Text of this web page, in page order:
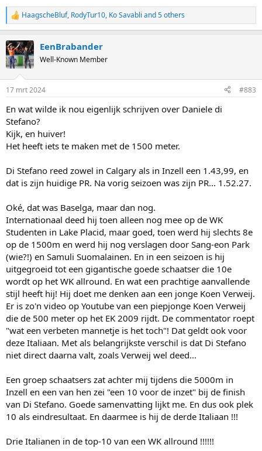
R
e
c
t
i
s
HaagscheBluf, RodyTur10, Ko Savabli and 5 others
EenBrabander
Well-Known Member
17 mrt 2024 #883
En wat wilde ik nou eigenlijk schrijven over Daniele di
Stefano?
Kijk, en huiver!
Het heeft iets te maken met de 1500 meter.
Di Stefano reed zowel in Calgary als in Inzell een 1.43,99, en
dat is zijn huidige PR. Na vorig seizoen was zijn PR... 1.52.27.
Oké, dat was Baselga, maar dan nog.
Internationaal deed hij toen alleen nog mee op de WK
Studenten in Lake Placid, maar goed, toen werd hij slechts 8e
op de 1500m en werd hij nog verslagen door Sang-eon Park
(wie?!) en Samuli Suomalainen. En in een seizoen is hij
uitgegroeid tot een gigantische goede schaatser die 10e
wordt op het WK allround. En wat een prachtige aanvallende
stijl heeft hij! Hij doet me denken aan een jonge Koen Verweij.
Er is zo'n video op Youtube van een piepjonge Koen Verweij
die de 500 meter op het EK 2009 rijdt. De commentator roept
"wat een verbeten mannetje is het toch"! Dat geldt ook voor
deze Italiaan. Met als belangrijkste verschil is dat Di Stefano
niet direct daarna valt, zoals Verweij wel deed...
Een groep schaatsers zat achter mij tijdens die 5000m in
Inzell en een van hen zei "een 10 voor de inzet" bij de finish
van Di Stefano. Goede samenvatting lijkt me. En dus ook plek
10 als eindresultaat. En daarmee is hij de derde Italiaan !!!
Drie Italianen in de top-10 van een WK allround !!!!!!